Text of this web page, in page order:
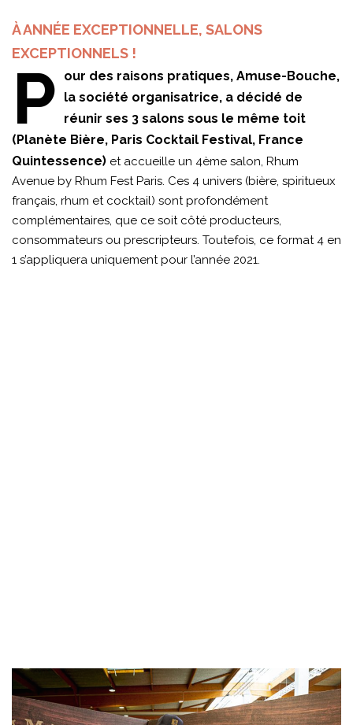
À ANNÉE EXCEPTIONNELLE, SALONS
EXCEPTIONNELS !
P
our des raisons pratiques, Amuse-Bouche,
la société organisatrice, a décidé de
réunir ses 3 salons sous le même toit
(Planète Bière, Paris Cocktail Festival, France
Quintessence) et accueille un 4ème salon, Rhum
Avenue by Rhum Fest Paris. Ces 4 univers (bière, spiritueux
français, rhum et cocktail) sont profondément
complémentaires, que ce soit côté producteurs,
consommateurs ou prescripteurs. Toutefois, ce format 4 en
1 s’appliquera uniquement pour l’année 2021.